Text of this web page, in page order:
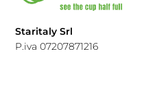
Staritaly Srl
P.iva 07207871216